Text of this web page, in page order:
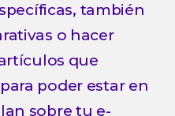
también
o hacer
que
poder estar en
sobre tu e-